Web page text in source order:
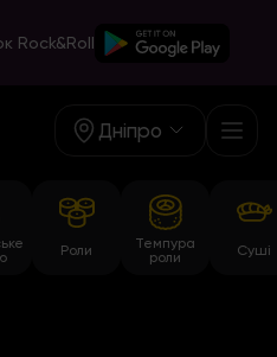
Rock&Roll
Дніпро
Роли
Темпура
роли
Суші